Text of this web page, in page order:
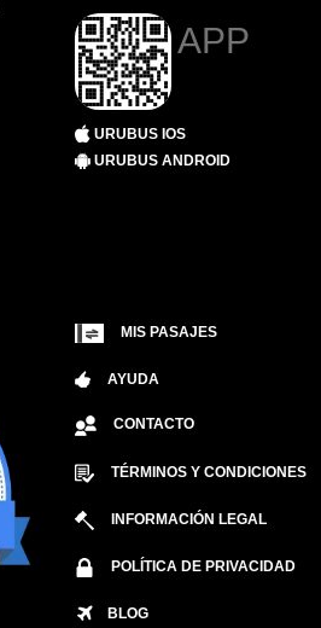
APP
URUBUS IOS
URUBUS ANDROID
MIS PASAJES
AYUDA
CONTACTO
TÉRMINOS Y CONDICIONES
INFORMACIÓN LEGAL
POLÍTICA DE PRIVACIDAD
BLOG